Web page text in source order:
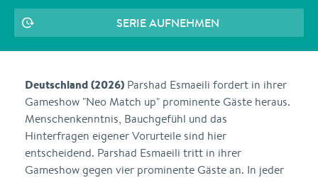
SERIE AUFNEHMEN
Deutschland (2026) Parshad Esmaeili fordert in ihrer
Gameshow "Neo Match up" prominente Gäste heraus.
Menschenkenntnis, Bauchgefühl und das
Hinterfragen eigener Vorurteile sind hier
entscheidend. Parshad Esmaeili tritt in ihrer
Gameshow gegen vier prominente Gäste an. In jeder